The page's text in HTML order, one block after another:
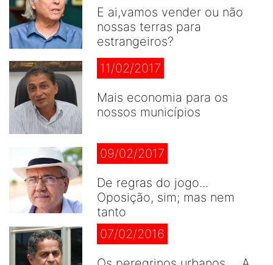
E ai,vamos vender ou não
nossas terras para
estrangeiros?
11/02/2017
Mais economia para os
nossos municípios
09/02/2017
De regras do jogo...
Oposição, sim; mas nem
tanto
07/02/2016